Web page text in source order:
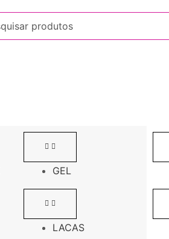
GEL
LACAS